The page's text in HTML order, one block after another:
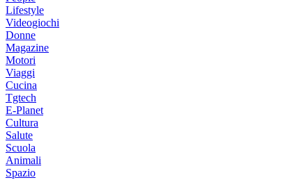
Lifestyle
Videogiochi
Donne
Magazine
Motori
Viaggi
Cucina
Tgtech
E-Planet
Cultura
Salute
Scuola
Animali
Spazio